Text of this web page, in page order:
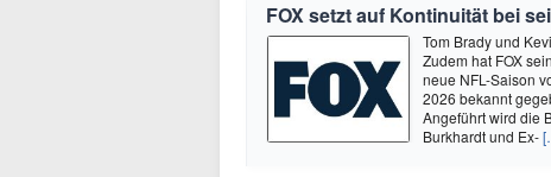
FOX setzt auf Kontinuität bei
Tom Brady und
Zudem hat FOX
neue NFL-Saison
2026 bekannt
Angeführt wird die
Burkhardt und Ex-